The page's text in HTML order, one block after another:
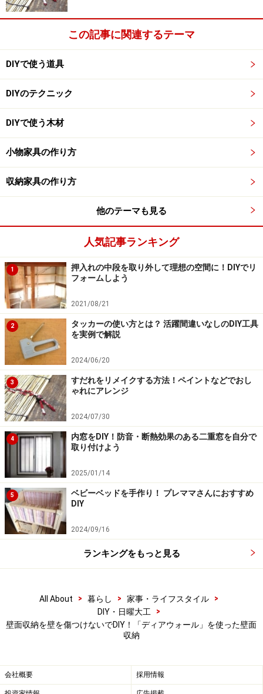
上パットにはスプリングが入っています
2×4材の天井側に上パットをかぶせます。同様に下パッ
トを床側にかぶせます。
パットの出っ張りがある方が手前です
3.天井側
廻縁の手前に上パットをつけます。下パットが外れて作
業しづらい場合は下パットの隙間に厚紙などを詰めてお
きましょう。
押して浮いてしまうような天井には使えませんので、事
前に調べておきましょう。
天井に押しつけながらずらします
4.床側
天井側に押しつけ、上パットのスプリングを縮めなが
ら、床側を壁に向かってずらします。
垂直になるように立てて下さい。天井や床に無理がかか
らないよう作業しましょう。ぐらつきが大きい場合はス
ペーサーを入れて調整します。
水平器があると便利です
お好みのフックを
お好みのフックや時計や額などを飾る為の釘やネジを自
この記事に関連するテーマ
DIYで使う道具
DIYのテクニック
DIYで使う木材
小物家具の作り方
収納家具の作り方
他のテーマも見る
人気記事ランキング
1
押入れの中段を取り外して理想の空間に！DIYでリ
フォームしよう
2021/08/21
2
タッカーの使い方とは？ 活躍間違いなしのDIY工具
を実例で解説
2024/06/20
3
すだれをリメイクする方法！ペイントなどでおし
ゃれにアレンジ
2024/07/30
4
内窓をDIY！防音・断熱効果のある二重窓を自分で
取り付けよう
2025/01/14
5
ベビーベッドを手作り！ プレママさんにおすすめ
DIY
2024/09/16
ランキングをもっと見る
All About > 暮らし > 家事・ライフスタイル
>
DIY・日曜大工
>
壁面収納を壁を傷つけないでDIY！「ディアウォール」を使った壁面
収納
会社概要 採用情報